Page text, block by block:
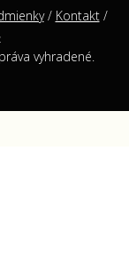
/ Kontakt/
vyhradené.